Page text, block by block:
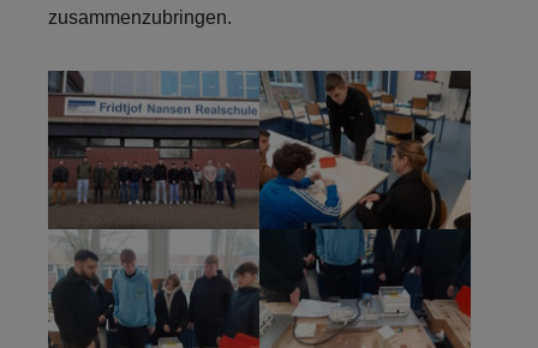
zusammenzubringen.